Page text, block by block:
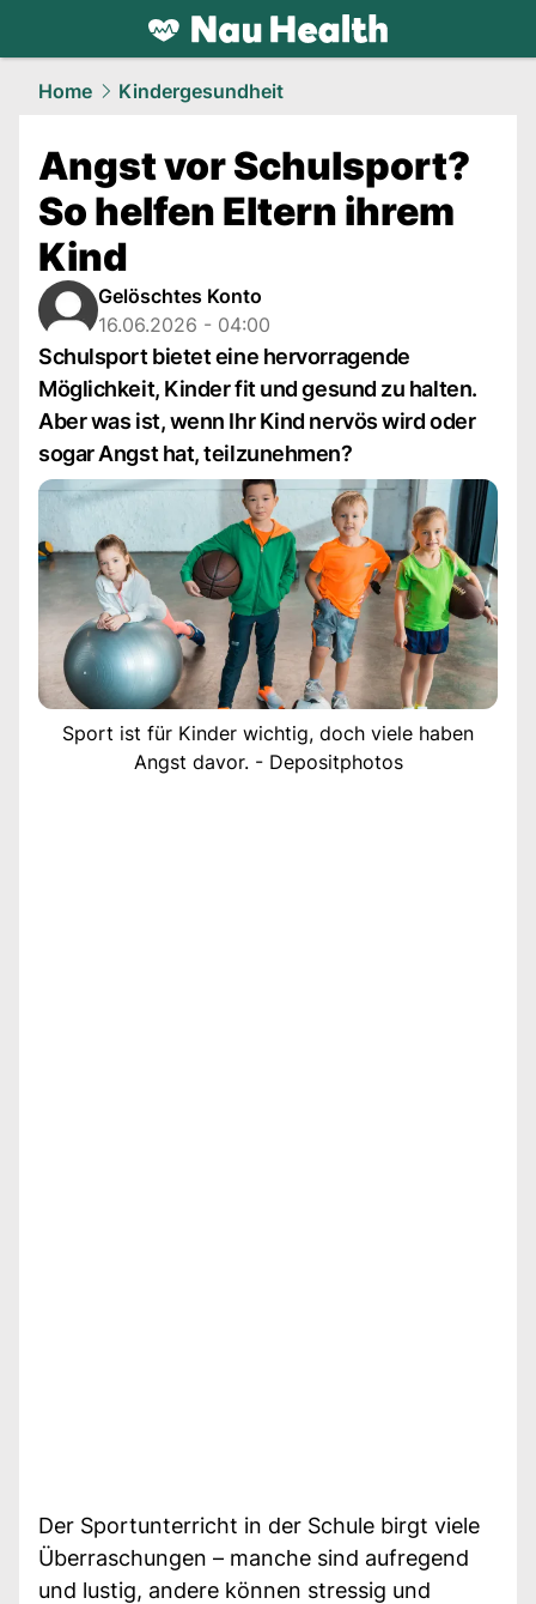
health.NAU.ch
Home Kindergesundheit
Angst vor Schulsport?
So helfen Eltern ihrem
Kind
Gelöschtes Konto
16.06.2026 - 04:00
Schulsport bietet eine hervorragende
Möglichkeit, Kinder fit und gesund zu halten.
Aber was ist, wenn Ihr Kind nervös wird oder
sogar Angst hat, teilzunehmen?
Sport ist für Kinder wichtig, doch viele haben
Angst davor. - Depositphotos
Der Sportunterricht in der Schule birgt viele
Überraschungen – manche sind aufregend
und lustig, andere können stressig und